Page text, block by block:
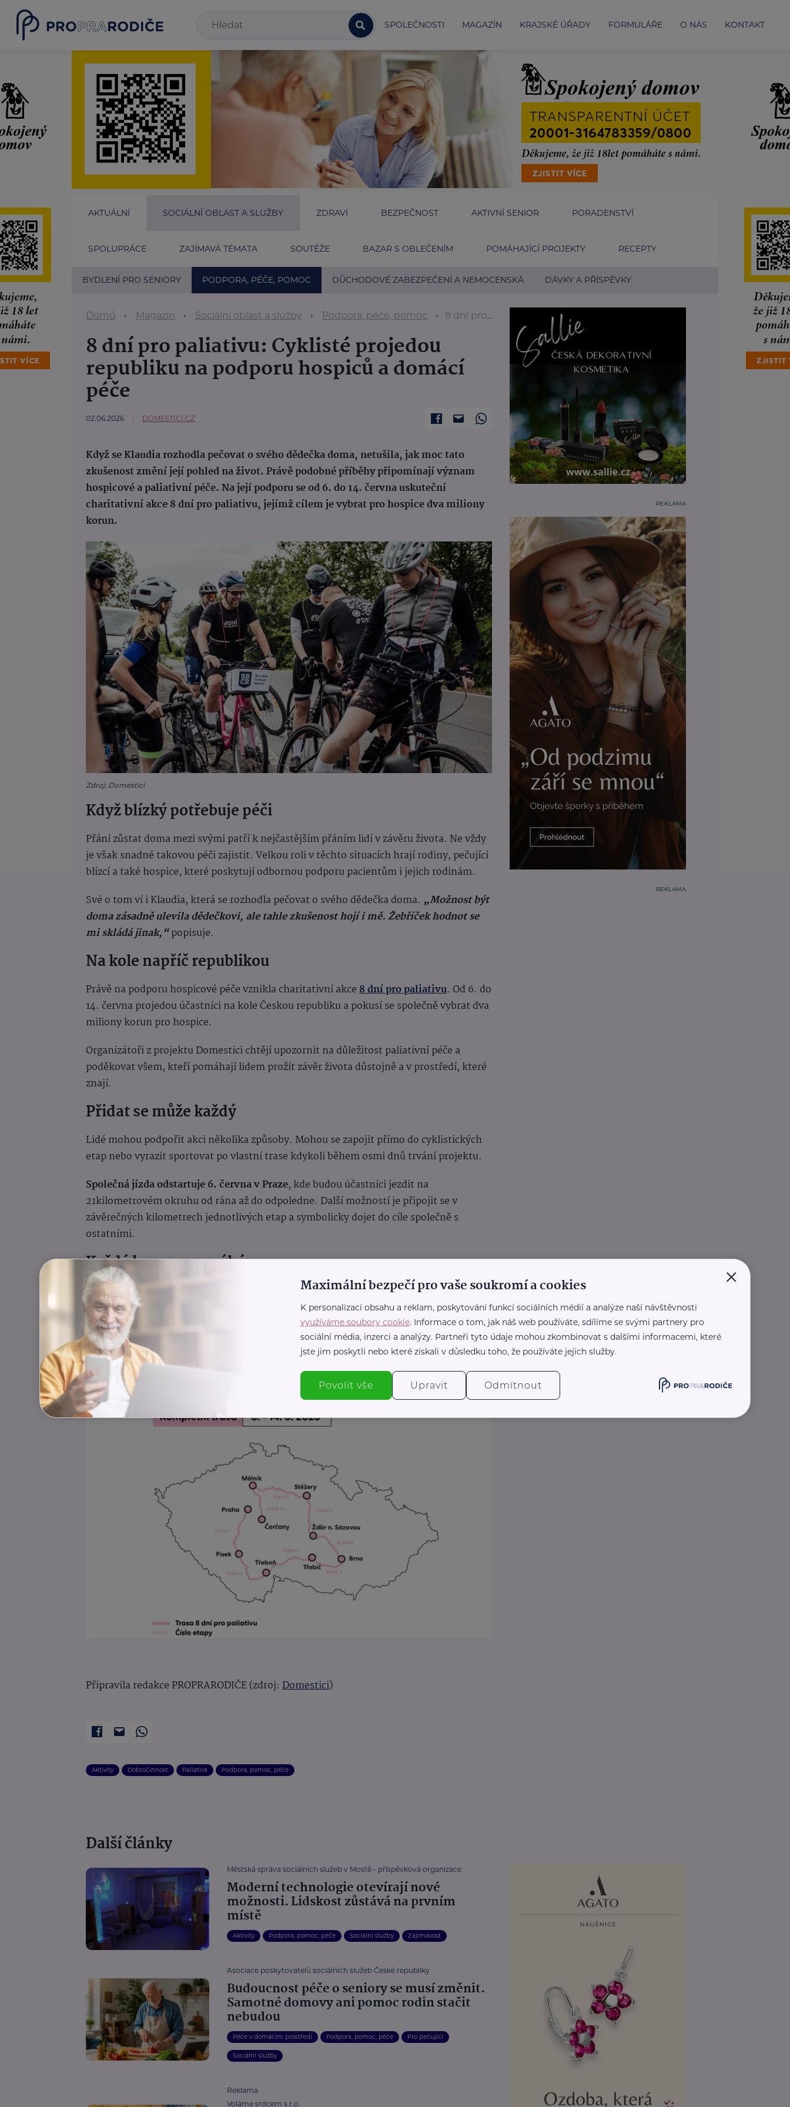
SPOLEČNOSTI MAGAZÍN KRAJSKÉ ÚŘADY FORMULÁŘE O NÁS KONTAKT
AKTUÁLNÍ SOCIÁLNÍ OBLAST A SLUŽBY ZDRAVÍ BEZPEČNOST AKTIVNÍ SENIOR PORADENSTVÍ
SPOLUPRÁCE ZAJÍMAVÁ TÉMATA SOUTĚŽE BAZAR S OBLEČENÍM POMÁHAJÍCÍ PROJEKTY RECEPTY
BYDLENÍ PRO SENIORY PODPORA, PÉČE, POMOC DŮCHODOVÉ ZABEZPEČENÍ A NEMOCENSKÁ DÁVKY A PŘÍSPĚVKY
Domů Magazín Sociální oblast a služby Podpora, péče, pomoc 8 dní pro paliativu: Cyklisté projedou republiku na podporu hospiců a domácí péče
8 dní pro paliativu: Cyklisté projedou
republiku na podporu hospiců a domácí
péče
02.06.2026 DOMESTICI.CZ
Když se Klaudia rozhodla pečovat o svého dědečka doma, netušila, jak moc tato
zkušenost změní její pohled na život. Právě podobné příběhy připomínají význam
hospicové a paliativní péče. Na její podporu se od 6. do 14. června uskuteční
charitativní akce 8 dní pro paliativu, jejímž cílem je vybrat pro hospice dva miliony
korun.
Zdroj: Domestici
Když blízký potřebuje péči
Přání zůstat doma mezi svými patří k nejčastějším přáním lidí v závěru života. Ne vždy
je však snadné takovou péči zajistit. Velkou roli v těchto situacích hrají rodiny, pečující
blízcí a také hospice, které poskytují odbornou podporu pacientům i jejich rodinám.
Své o tom ví i Klaudia, která se rozhodla pečovat o svého dědečka doma. „Možnost být
doma zásadně ulevila dědečkovi, ale tahle zkušenost hojí i mě. Žebříček hodnot se
mi skládá jinak,“popisuje.
Na kole napříč republikou
Právě na podporu hospicové péče vznikla charitativní akce8 dní pro paliativu. Od 6. do
14. června projedou účastníci na kole Českou republiku a pokusí se společně vybrat dva
miliony korun pro hospice.
Organizátoři z projektu Domestici chtějí upozornit na důležitost paliativní péče a
poděkovat všem, kteří pomáhají lidem prožít závěr života důstojně a v prostředí, které
znají.
Přidat se může každý
Lidé mohou podpořit akci několika způsoby. Mohou se zapojit přímo do cyklistických
etap nebo vyrazit sportovat po vlastní trase kdykoli během osmi dnů trvání projektu.
Společná jízda odstartuje 6. června v Praze, kde budou účastníci jezdit na
21kilometrovém okruhu od rána až do odpoledne. Další možností je připojit se v
závěrečných kilometrech jednotlivých etap a symbolicky dojet do cíle společně s
ostatními.
Každá koruna pomáhá
Podpořit hospice mohou zájemci také finančním darem. Výtěžek pomůže organizacím,
které poskytují paliativní a hospicovou péči pacientům i jejich rodinám.
Akce připomíná, že za každým číslem, každým kilometrem i každou korunou stojí
konkrétní lidé a jejich příběhy. A právě díky hospicům mohou mnozí z nich prožít
poslední období života s větším klidem, důstojností a podporou svých blízkých.
Připravila redakce PROPRARODIČE (zdroj: Domestici)
Aktivity Dobročinnost Paliativa Podpora, pomoc, péče
REKLAMA
REKLAMA
Další články
Městská správa sociálních služeb v Mostě - příspěvková organizace
Moderní technologie otevírají nové
možnosti. Lidskost zůstává na prvním
místě
Aktivity Podpora, pomoc, péče Sociální služby Zajímavost
Asociace poskytovatelů sociálních služeb České republiky
Budoucnost péče o seniory se musí změnit.
Samotné domovy ani pomoc rodin stačit
nebudou
Péče v domácím prostředí Podpora, pomoc, péče Pro pečující
Sociální služby
Reklama
Voláme srdcem s.r.o.
×
Maximální bezpečí pro vaše soukromí a cookies
K personalizaci obsahu a reklam, poskytování funkcí sociálních médií a analýze naší návštěvnosti
využíváme soubory cookie. Informace o tom, jak náš web používáte, sdílíme se svými partnery pro
sociální média, inzerci a analýzy. Partneři tyto údaje mohou zkombinovat s dalšími informacemi, které
jste jim poskytli nebo které získali v důsledku toho, že používáte jejich služby.
Povolit vše Upravit Odmítnout